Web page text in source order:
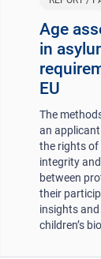
Age
in
EU
The
an
the rights of
integrity
between
their
insights
children’s